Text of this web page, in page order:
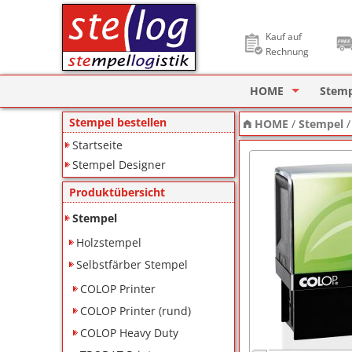
Kauf auf
Rechnung
HOME
Stempel Designer
ImageCard
Stempel bestellen
Startseite
Stempel Designer
Produktübersicht
Stempel
Holzstempel
Selbstfärber Stempel
COLOP Printer
COLOP Printer (rund)
COLOP Heavy Duty
HOME /Stempel